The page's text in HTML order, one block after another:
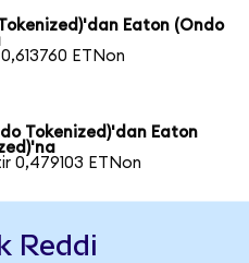
Eaton (Ondo
ETNon
Tokenized)'dan Eaton
0,479103 ETNon
Reddi